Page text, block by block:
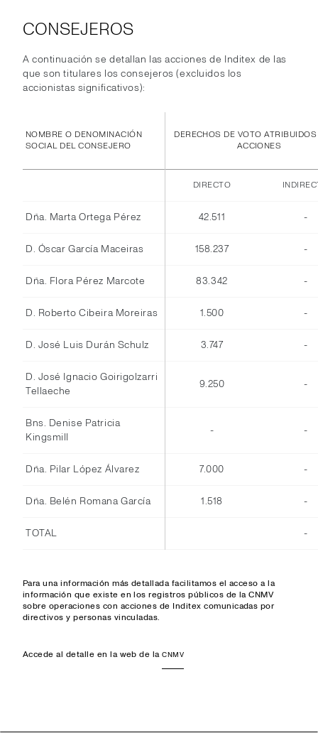
CONSEJEROS
A continuación se detallan las acciones de Inditex de las
que son titulares los consejeros (excluidos los
accionistas significativos):
NOMBRE O DENOMINACIÓN
SOCIAL DEL CONSEJERO
DERECHOS DE VOTO
ACCIONES
DIRECTO
Dña. Marta Ortega Pérez 42.511 -
D. Óscar García Maceiras 158.237 -
Dña. Flora Pérez Marcote 83.342 -
D. Roberto Cibeira Moreiras 1.500 -
D. José Luis Durán Schulz 3.747 -
D. José Ignacio Goirigolzarri
Tellaeche
9.250 -
Bns. Denise Patricia
Kingsmill
- -
Dña. Pilar López Álvarez 7.000 -
Dña. Belén Romana García 1.518 -
TOTAL -
Para una información más detallada facilitamos el acceso a la
información que existe en los registros públicos de la CNMV
sobre operaciones con acciones de Inditex comunicadas por
directivos y personas vinculadas.
Accede al detalle en la web de laCNMV